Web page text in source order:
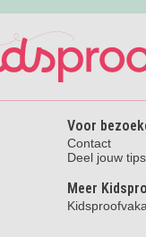
Voor
Contact
Deel jouw
Meer